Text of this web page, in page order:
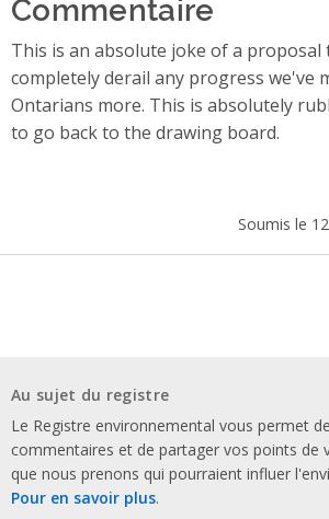
This is an absolute joke of a proposal
completely derail any progress we've
Ontarians more. This is absolutely
to go back to the drawing board.
Soumis le
Au sujet du registre
Le Registre environnemental vous permet
commentaires et de partager vos points de
que nous prenons qui pourraient influer
Pour en savoir plus.